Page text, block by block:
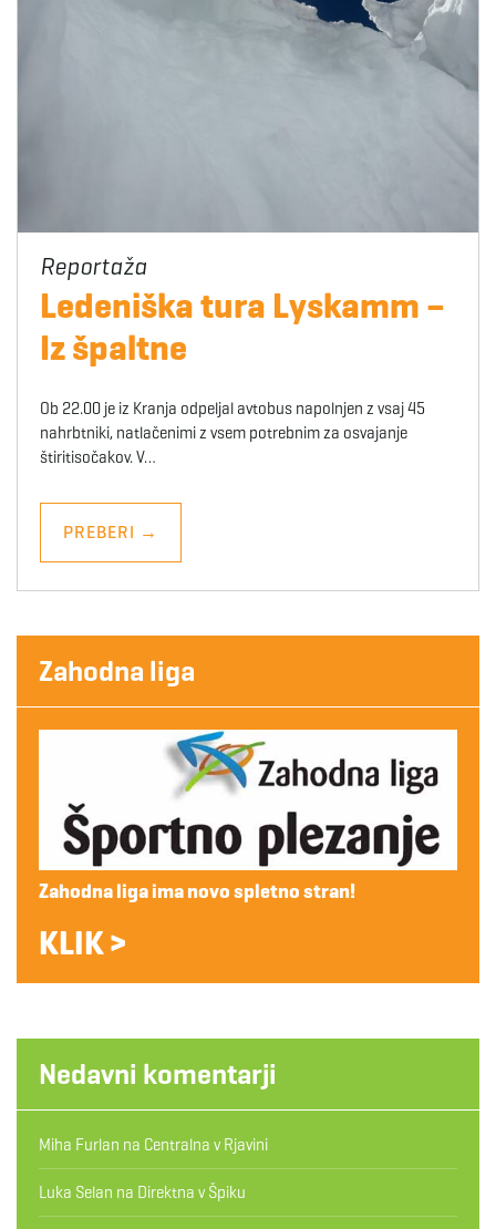
Ledeniška tura Lyskamm –
Iz špaltne
Ob 22.00 je iz Kranja odpeljal avtobus napolnjen z vsaj 45
nahrbtniki, natlačenimi z vsem potrebnim za osvajanje
štiritisočakov. V…
PREBERI →
Zahodna liga
Zahodna liga ima novo spletno stran!
KLIK >
Nedavni komentarji
Miha Furlan na Centralna v Rjavini
Luka Selan na Direktna v Špiku